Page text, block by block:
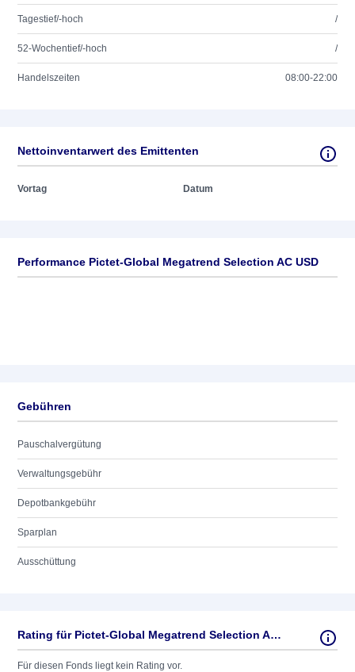
Tagestief/-hoch /
52-Wochentief/-hoch /
Handelszeiten 08:00-22:00
Nettoinventarwert des Emittenten
Vortag Datum
Performance Pictet-Global Megatrend Selection AC USD
Gebühren
Pauschalvergütung
Verwaltungsgebühr
Depotbankgebühr
Sparplan
Ausschüttung
Rating für Pictet-Global Megatrend Selection AC USD
Für diesen Fonds liegt kein Rating vor.